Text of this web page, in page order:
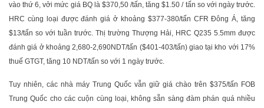
vào thứ 6, vởi mức giá BQ là $370,50 /tấn, tăng $1.50 / tấn so với ngày trước.
HRC cùng loại được đánh giá ở khoảng $377-380/tấn CFR Đông Á, tăng
$13/tấn so với tuần trước. Thị trường Thượng Hải, HRC Q235 5.5mm được
đánh giá ở khoảng 2,680-2,690NDT/tấn ($401-403/tấn) giao tại kho với 17%
thuế GTGT, tăng 10 NDT/tấn so với 1 ngày trước.
Tuy nhiên, các nhà máy Trung Quốc vẫn giữ giá chào trên $375/tấn FOB
Trung Quốc cho các cuộn cùng loại, không sẵn sàng đàm phán quá nhiều